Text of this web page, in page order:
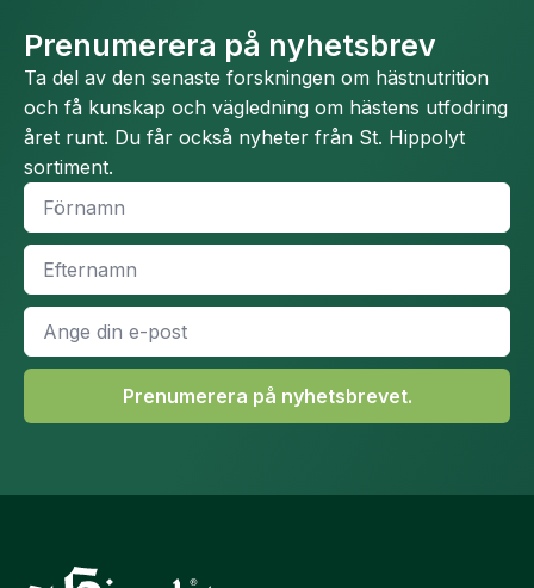
Prenumerera på nyhetsbrev
Ta del av den senaste forskningen om hästnutrition
och få kunskap och vägledning om hästens utfodring
året runt. Du får också nyheter från St. Hippolyt
sortiment.
Namn
Efternamn
E-
post
*
Prenumerera på nyhetsbrevet.